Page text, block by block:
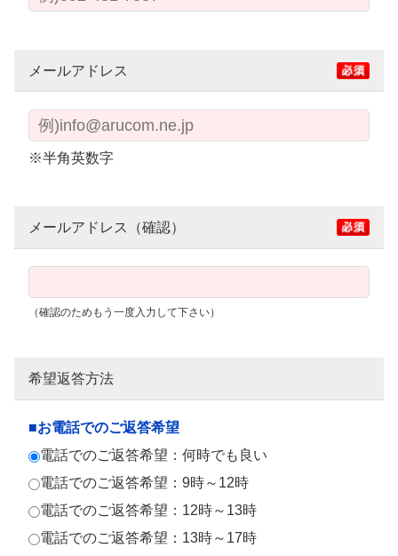
メールアドレス
※半角英数字
メールアドレス（確認）
（確認のためもう一度入力して下さい）
希望返答方法
■お電話でのご返答希望
電話でのご返答希望：何時でも良い
電話でのご返答希望：9時～12時
電話でのご返答希望：12時～13時
電話でのご返答希望：13時～17時